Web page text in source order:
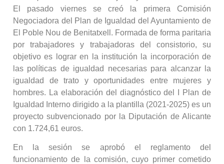
El pasado viernes se creó la primera Comisión
Negociadora del Plan de Igualdad del Ayuntamiento de
El Poble Nou de Benitatxell. Formada de forma paritaria
por trabajadores y trabajadoras del consistorio, su
objetivo es lograr en la institución la incorporación de
las políticas de igualdad necesarias para alcanzar la
igualdad de trato y oportunidades entre mujeres y
hombres. La elaboración del diagnóstico del I Plan de
Igualdad Interno dirigido a la plantilla (2021-2025) es un
proyecto subvencionado por la Diputación de Alicante
con 1.724,61 euros.
En la sesión se aprobó el reglamento del
funcionamiento de la comisión, cuyo primer cometido